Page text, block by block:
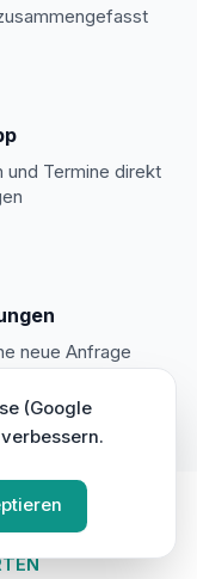
und Termine direkt
neue Anfrage
(Google